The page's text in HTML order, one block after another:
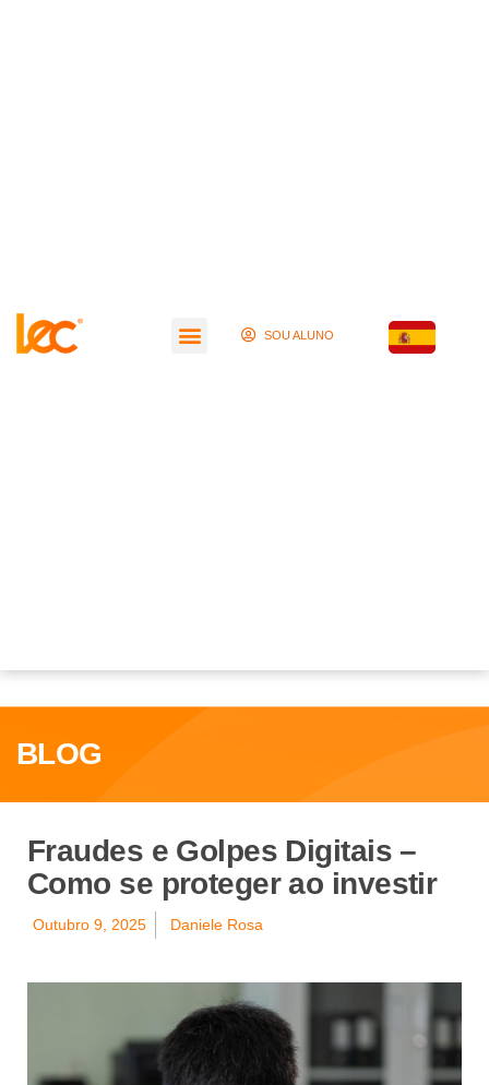
SOU ALUNO
BLOG
Fraudes e Golpes Digitais –
Como se proteger ao investir
Outubro 9, 2025 Daniele Rosa